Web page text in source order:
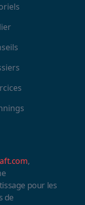
,
pour les
de